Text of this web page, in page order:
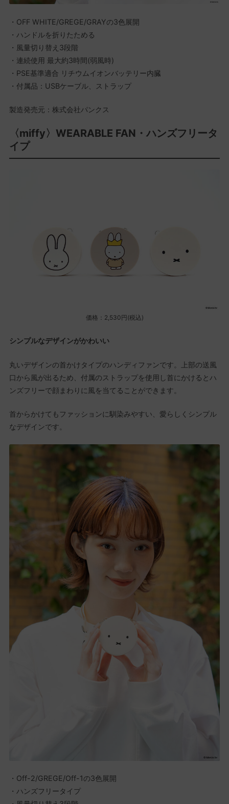
・OFF WHITE/GREGE/GRAYの3色展開
・ハンドルを折りたためる
・風量切り替え3段階
・連続使用 最大約3時間(弱風時)
・PSE基準適合 リチウムイオンバッテリー内臓
・付属品：USBケーブル、ストラップ
製造発売元：株式会社パンクス
〈miffy〉WEARABLE FAN・ハンズフリータ
イプ
価格：2,530円(税込)
シンプルなデザインがかわいい
丸いデザインの首かけタイプのハンディファンです。上部の送風
口から風が出るため、付属のストラップを使用し首にかけるとハ
ンズフリーで顔まわりに風を当てることができます。
首からかけてもファッションに馴染みやすい、愛らしくシンプル
なデザインです。
・Off-2/GREGE/Off-1の3色展開
・ハンズフリータイプ